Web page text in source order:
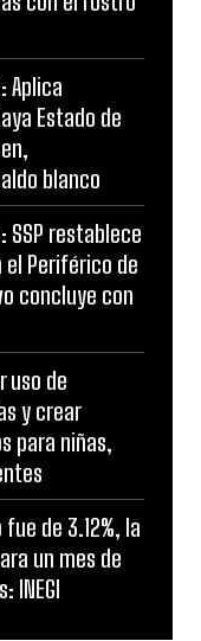
Aplica
Estado de
blanco
SSP restablece
Periférico de
concluye con
uso de
y crear
para niñas,
de 3.12%, la
un mes de
INEGI